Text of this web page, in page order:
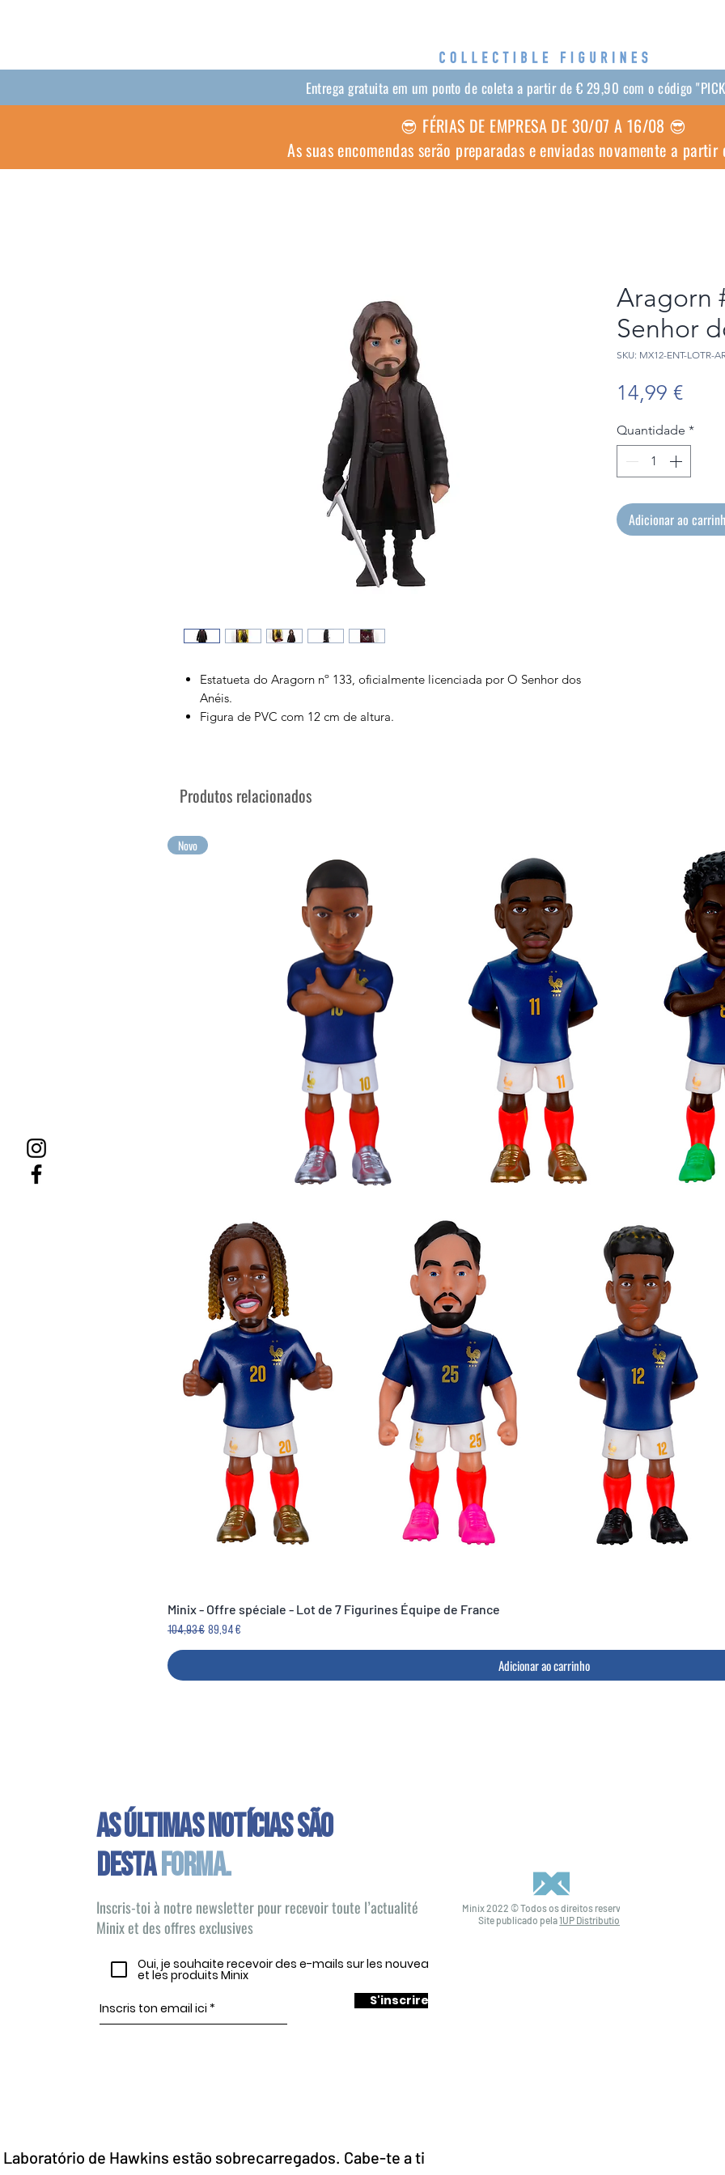
Entrega gratuita em um ponto de coleta a partir de € 29,90 com o código
😎 FÉRIAS DE EMPRESA DE 30/07 A 16/08 😎
As suas encomendas serão preparadas e enviadas novamente a
Estatueta do Aragorn nº 133, oficialmente licenciada por O Senhor dos
Anéis.
Figura de PVC com 12 cm de altura.
Aragorn
Senhor
SKU: MX12-ENT-LOTR-
14,99 €
Quantidade *
Adicionar ao
Produtos relacionados
Novo
Minix - Offre spéciale - Lot de 7 Figurines Équipe de France
Preço normal
104,93 € Preço promocional
89,94 €
Adicionar ao carrinho
As últimas notícias são
destaforma.
Inscris-toi à notre newsletter pour recevoir toute l’actualité
Minix et des offres exclusives
Oui, je souhaite recevoir des e-mails sur les nouveautés
et les produits Minix
S'inscrire
Minix 2022 © Todos os direitos reservados
Site publicado pela1UP Distribution
Laboratório de Hawkins estão sobrecarregados. Cabe-te a ti